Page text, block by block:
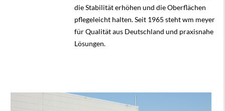
die Stabilität erhöhen und die Oberflächen
pflegeleicht halten. Seit 1965 steht wm meyer
für Qualität aus Deutschland und praxisnahe
Lösungen.